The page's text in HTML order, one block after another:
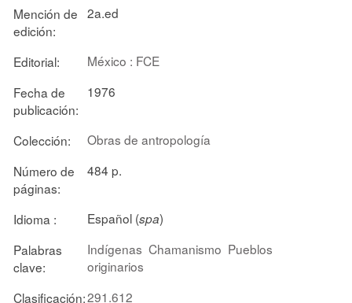
Mención de
edición:
2a.ed
Editorial:
México : FCE
Fecha de
publicación:
1976
Colección:
Obras de antropología
Número de
páginas:
484 p.
Idioma : Español (spa)
Palabras
clave:
Indígenas Chamanismo Pueblos
originarios
Clasificación:291.612